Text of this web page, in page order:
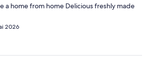
a home from home Delicious freshly made
2026